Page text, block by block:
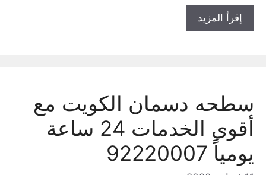
إقرأ المزيد
سطحه دسمان الكويت مع
أقوى الخدمات 24 ساعة
يومياً 92220007